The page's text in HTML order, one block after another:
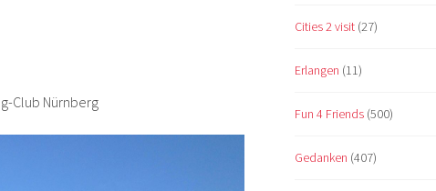
Club Nürnberg
Cities 2 visit (27)
Erlangen (11)
Fun 4 Friends (500)
Gedanken (407)